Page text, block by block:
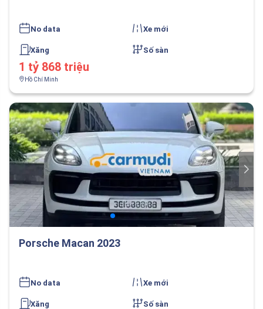
No data Xe mới
Xăng Số sàn
1 tỷ 868 triệu
Hồ Chí Minh
Porsche Macan 2023
No data Xe mới
Xăng Số sàn